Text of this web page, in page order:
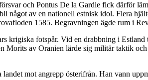
och Pontus De la Gardie fick därför
något av en nationell estnisk idol. Flera
1585. Begravningen ägde rum i
krigiska fotspår. Vid en drabbning i
av Oranien lärde sig militär taktik
mot angrepp österifrån. Han vann